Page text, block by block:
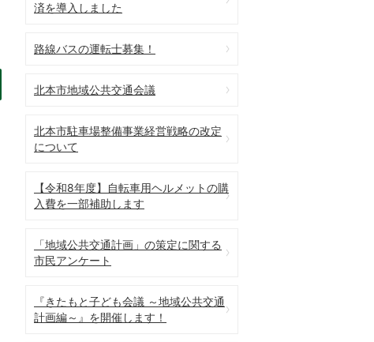
済を導入しました
路線バスの運転士募集！
北本市地域公共交通会議
北本市駐車場整備事業経営戦略の改定
について
【令和8年度】自転車用ヘルメットの購
入費を一部補助します
「地域公共交通計画」の策定に関する
市民アンケート
『きたもと子ども会議 ～地域公共交通
計画編～』を開催します！